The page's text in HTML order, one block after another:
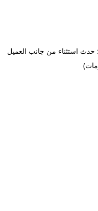
استثناء من جانب العميل